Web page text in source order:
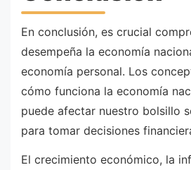
En conclusión, es crucial
desempeña la economía
economía personal. Los
cómo funciona la economía
puede afectar nuestro bolsillo
para tomar decisiones
El crecimiento económico, la